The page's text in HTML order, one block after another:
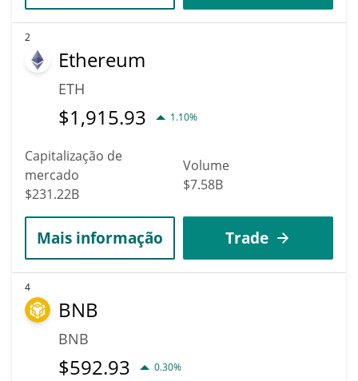
2
Ethereum
ETH
$1,915.93 1.10%
Capitalização de
mercado
$231.22B
Volume
$7.58B
Mais informação Trade
4
BNB
BNB
$592.93 0.30%